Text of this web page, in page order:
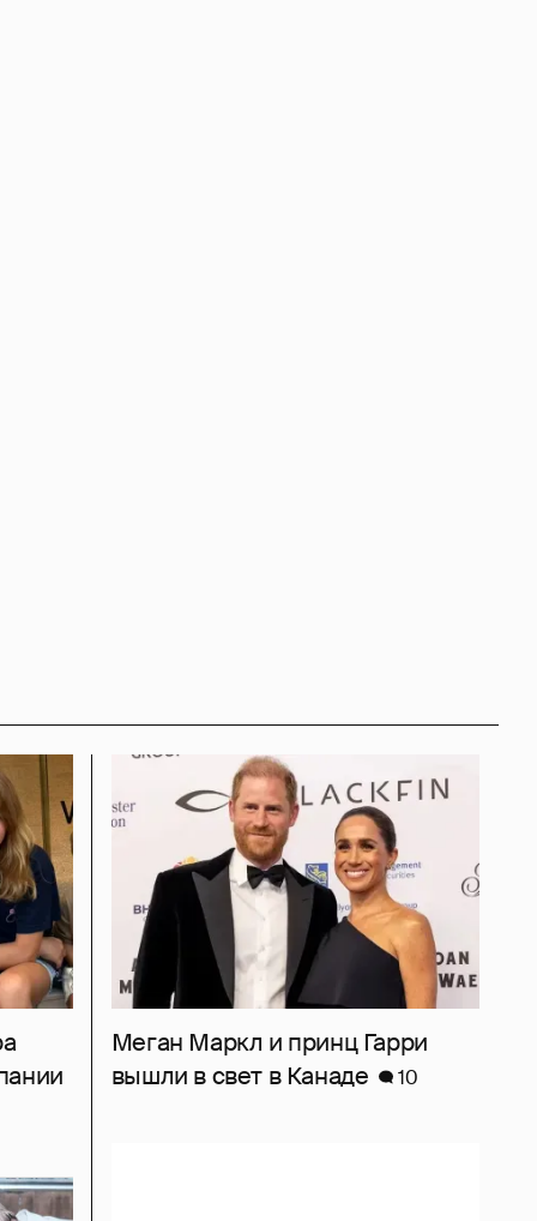
Меган Маркл и принц Гарри
вышли в свет в Канаде
10